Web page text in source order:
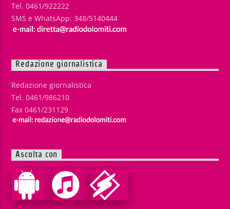
Tel. 0461/922222
SMS e WhatsApp: 348/5140444
Redazione giornalistica
Redazione giornalistica
Tel. 0461/986210
Fax 0461/231129
Ascolta con